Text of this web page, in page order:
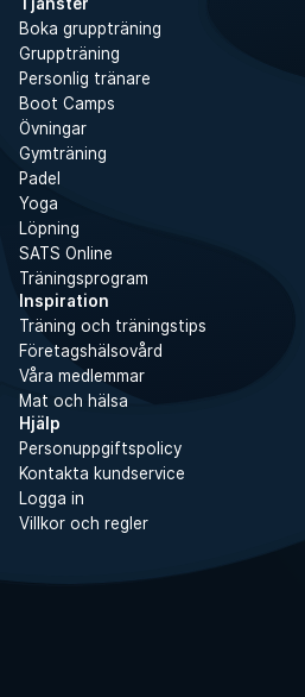
Boka gruppträning
Gruppträning
Personlig tränare
Boot Camps
Övningar
Gymträning
Padel
Yoga
Löpning
SATS Online
Träningsprogram
Inspiration
Träning och träningstips
Företagshälsovård
Våra medlemmar
Mat och hälsa
Hjälp
Personuppgiftspolicy
Kontakta kundservice
Logga in
Villkor och regler